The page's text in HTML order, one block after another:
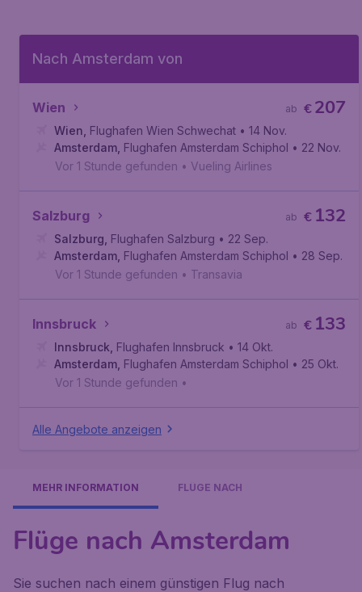
Nach Amsterdam von
Wien €207
ab
Wien Flughafen Wien Schwechat • 14 Nov.
Amsterdam Flughafen Amsterdam Schiphol • 22 Nov.
Vor 1 Stunde gefunden • Vueling Airlines
Salzburg € 132
ab
Salzburg Flughafen Salzburg • 22 Sep.
Amsterdam Flughafen Amsterdam Schiphol • 28 Sep.
Vor 1 Stunde gefunden • Transavia
Innsbruck € 133
ab
Innsbruck Flughafen Innsbruck • 14 Okt.
Amsterdam Flughafen Amsterdam Schiphol • 25 Okt.
Vor 1 Stunde gefunden •
Alle Angebote anzeigen
MEHR INFORMATION FLÜGE NACH
Flüge nach Amsterdam
Sie suchen nach einem günstigen Flug nach